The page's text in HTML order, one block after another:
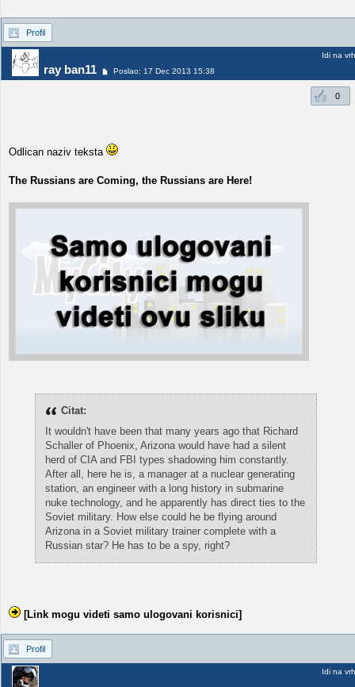
Profil
ray ban11 Poslao: 17 Dec 2013 15:38
Idi na vrh
0
Odlican naziv teksta
The Russians are Coming, the Russians are Here!
Citat:
It wouldn't have been that many years ago that Richard
Schaller of Phoenix, Arizona would have had a silent
herd of CIA and FBI types shadowing him constantly.
After all, here he is, a manager at a nuclear generating
station, an engineer with a long history in submarine
nuke technology, and he apparently has direct ties to the
Soviet military. How else could he be flying around
Arizona in a Soviet military trainer complete with a
Russian star? He has to be a spy, right?
[Link mogu videti samo ulogovani korisnici]
Profil
Idi na vrh